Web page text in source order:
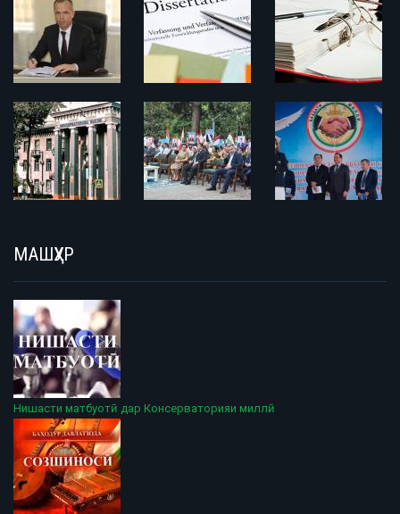
МАШҲУР
Нишасти матбуотӣ дар Консерваторияи миллӣ